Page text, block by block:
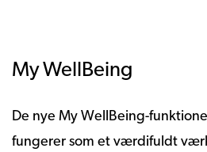
My WellBeing
De nye My WellBeing-
fungerer som et værdifuldt